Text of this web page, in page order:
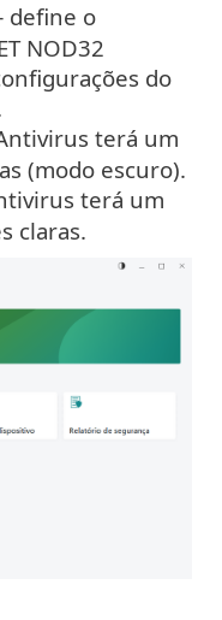
define o
NOD32
do
terá um
(modo escuro).
terá um
claras.